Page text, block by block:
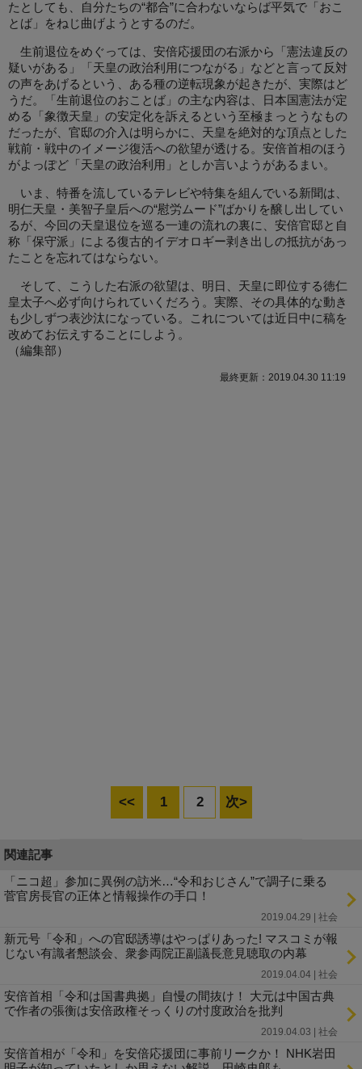
たとしても、自分たちの“都合”に合わないならば平気で「おこ
とば」をねじ曲げようとするのだ。
生前退位をめぐっては、安倍応援団の右派から「憲法違反の
疑いがある」「天皇の政治利用につながる」などと言って反対
の声をあげるという、ある種の逆転現象が起きたが、実際はど
うだ。「生前退位のおことば」の主な内容は、日本国憲法が定
める「象徴天皇」の安定化を訴えるという至極まっとうなもの
だったが、官邸の介入は明らかに、天皇を絶対的な頂点とした
戦前・戦中のイメージ復活への欲望が透ける。安倍首相のほう
がよっぽど「天皇の政治利用」としか言いようがあるまい。
いま、特番を流しているテレビや特集を組んでいる新聞は、
明仁天皇・美智子皇后への“慰労ムード”ばかりを醸し出してい
るが、今回の天皇退位を巡る一連の流れの裏に、安倍官邸と自
称「保守派」による復古的イデオロギー剥き出しの抵抗があっ
たことを忘れてはならない。
そして、こうした右派の欲望は、明日、天皇に即位する徳仁
皇太子へ必ず向けられていくだろう。実際、その具体的な動き
も少しずつ表沙汰になっている。これについては近日中に稿を
改めてお伝えすることにしよう。
（編集部）
最終更新：2019.04.30 11:19
<< 1 2 次>
関連記事
「ニコ超」参加に異例の訪米…“令和おじさん”で調子に乗る
菅官房長官の正体と情報操作の手口！
2019.04.29 | 社会
新元号「令和」への官邸誘導はやっぱりあった! マスコミが報
じない有識者懇談会、衆参両院正副議長意見聴取の内幕
2019.04.04 | 社会
安倍首相「令和は国書典拠」自慢の間抜け！ 大元は中国古典
で作者の張衡は安倍政権そっくりの忖度政治を批判
2019.04.03 | 社会
安倍首相が「令和」を安倍応援団に事前リークか！ NHK岩田